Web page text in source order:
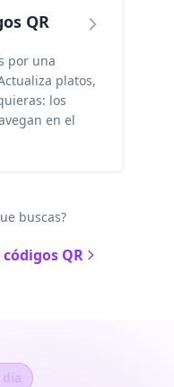
QR
por una
platos,
los
en el
buscas?
QR